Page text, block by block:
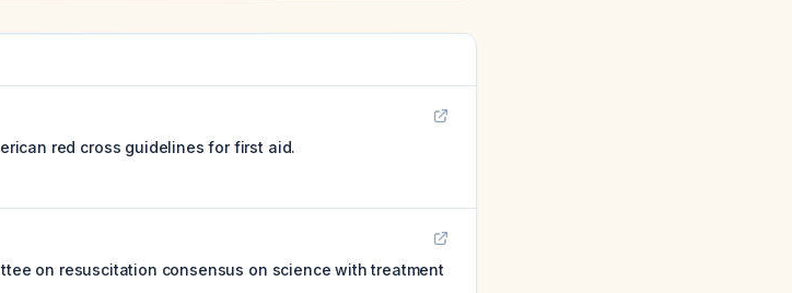
red cross guidelines for first aid.
on resuscitation consensus on science with treatment